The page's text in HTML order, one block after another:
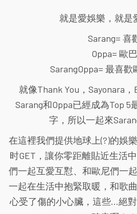
就是愛娛樂，就是
Sarang= 喜
Oppa= 歐巴
SarangOppa= 最喜歡
就像Thank You，Sayonara，
Sarang和Oppa已經成為Top
字，所以一起來
在這裡我們提供地球上(?)的娛
时GET，讓你零距離貼近生活
們一起互愛互懟、和歐尼們一
一起在生活中抱緊取暖，和歌
心受了傷的小心臟，這些...絕